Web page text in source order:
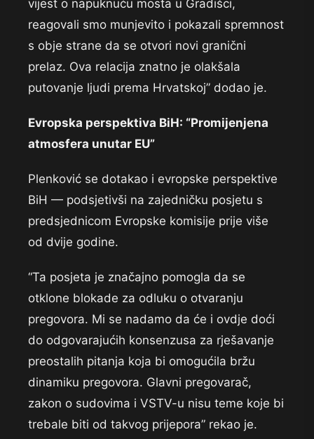
vijest o napuknuću mosta u Gradišci,
reagovali smo munjevito i pokazali spremnost
s obje strane da se otvori novi granični
prelaz. Ova relacija znatno je olakšala
putovanje ljudi prema Hrvatskoj” dodao je.
Evropska perspektiva BiH: “Promijenjena
atmosfera unutar EU”
Plenković se dotakao i evropske perspektive
BiH — podsjetivši na zajedničku posjetu s
predsjednicom Evropske komisije prije više
od dvije godine.
“Ta posjeta je značajno pomogla da se
otklone blokade za odluku o otvaranju
pregovora. Mi se nadamo da će i ovdje doći
do odgovarajućih konsenzusa za rješavanje
preostalih pitanja koja bi omogućila bržu
dinamiku pregovora. Glavni pregovarač,
zakon o sudovima i VSTV-u nisu teme koje bi
trebale biti od takvog prijepora” rekao je.